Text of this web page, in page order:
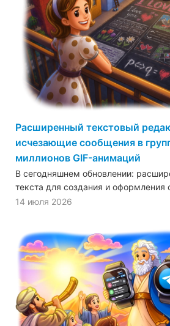
Расширенный текстовый
исчезающие сообщения в
миллионов GIF-анимаций
В сегодняшнем обновлении:
текста для создания и
14 июля 2026